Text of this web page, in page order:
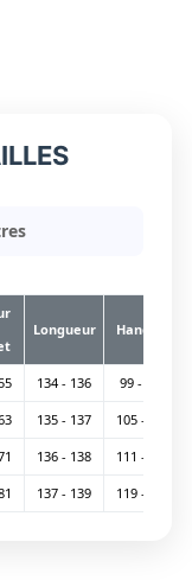
Longueur Hanches
134 - 136 99 - 101
135 - 137 105 - 107
136 - 138 111 - 113
137 - 139 119 - 121